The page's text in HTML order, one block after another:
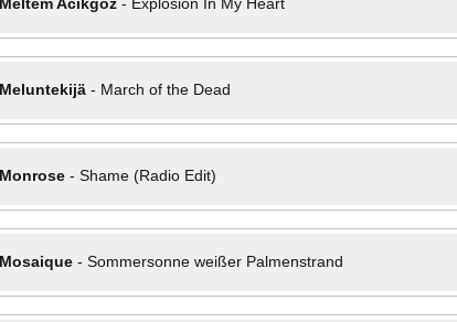
Meltem Acikgöz- Explosion In My Heart
Meluntekijä- March of the Dead
Monrose- Shame (Radio Edit)
Mosaique- Sommersonne weißer Palmenstrand